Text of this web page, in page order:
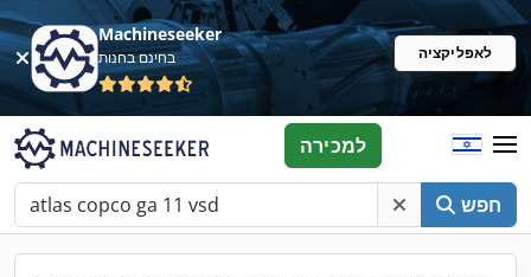
Machineseeker
בחינם בחנות לאפליקציה
חפש
למכירה